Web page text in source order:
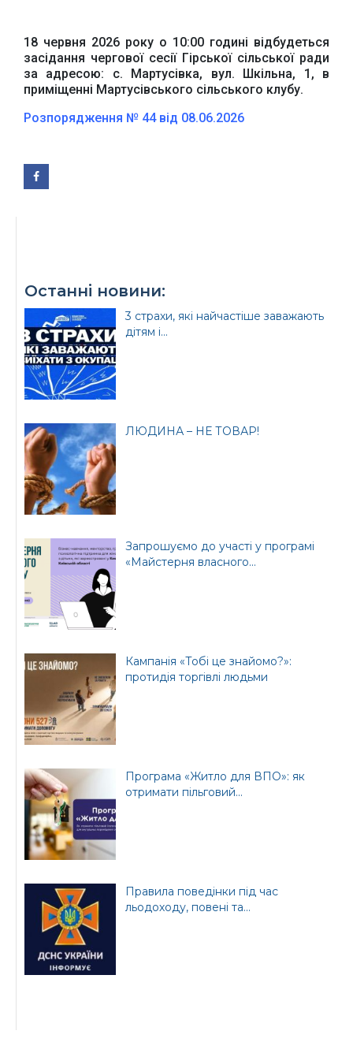
18 червня 2026 року о 10:00 годині відбудеться
засідання чергової сесії Гірської сільської ради
за адресою: с. Мартусівка, вул. Шкільна, 1, в
приміщенні Мартусівського сільського клубу.
Розпорядження № 44 від 08.06.2026
Останні новини:
3 страхи, які найчастіше заважають
дітям і...
ЛЮДИНА – НЕ ТОВАР!
Запрошуємо до участі у програмі
«Майстерня власного...
Кампанія «Тобі це знайомо?»:
протидія торгівлі людьми
Програма «Житло для ВПО»: як
отримати пільговий...
Правила поведінки під час
льодоходу, повені та...
Урядовий портал
Київська обласна
Офіційний веб-сайт
Бориспільської РДА